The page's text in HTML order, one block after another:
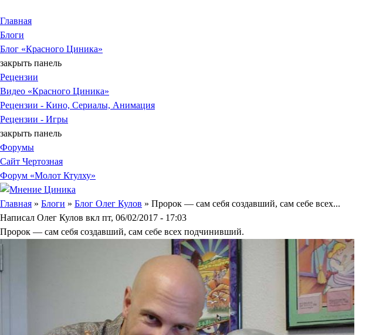
Главная
Блоги
Блог «Красного Циника»
закрыть панель
Рецензии
Видео «Красного Циника»
Рецензии - Кино, Сериалы, Анимация
Рецензии - Игры
закрыть панель
Форумы
Сайт Чертозная
Форум «Молот Ктулху»
Вы здесь
Главная » Блоги » Блог Олег Кулов » Пророк — сам себя создавший, сам себе всех...
Написал Олег Кулов вкл пт, 06/02/2017 - 17:03
Пророк — сам себя создавший, сам себе всех подчинивший.